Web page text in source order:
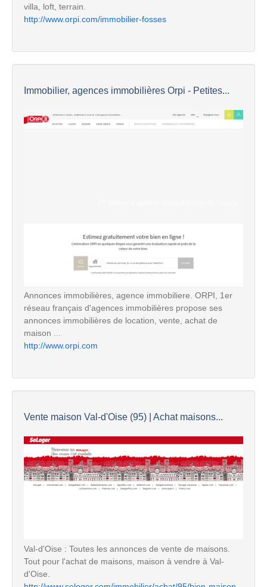
villa, loft, terrain.
http://www.orpi.com/immobilier-fosses
Immobilier, agences immobilières Orpi - Petites...
Annonces immobilières, agence immobiliere. ORPI, 1er
réseau français d'agences immobilières propose ses
annonces immobilières de location, vente, achat de
maison ...
http://www.orpi.com
Vente maison Val-d'Oise (95) | Achat maisons...
Val-d'Oise : Toutes les annonces de vente de maisons.
Tout pour l'achat de maisons, maison à vendre à Val-
d'Oise.